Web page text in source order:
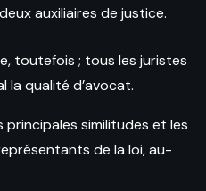
auxiliaires de justice.
toutefois ; tous les juristes
la qualité d’avocat.
similitudes et les
de la loi, au-